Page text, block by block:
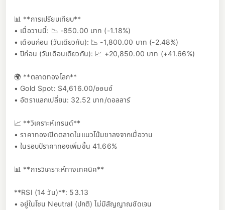
📊 **การเปรียบเทียบ**
• เมื่อวานนี้: 📉 -850.00 บาท (-1.18%)
• เดือนก่อน (วันเดียวกัน): 📉 -1,800.00 บาท (-2.48%)
• ปีก่อน (วันเดือนเดียวกัน): 📈 +20,850.00 บาท (+41.66%)
🌍 **ตลาดทองโลก**
• Gold Spot: $4,616.00/ออนซ์
• อัตราแลกเปลี่ยน: 32.52 บาท/ดอลลาร์
📈 **วิเคราะห์เทรนด์**
• ราคาทองเปิดตลาดในแนวโน้มขาลงจากเมื่อวาน
• ในรอบปีราคาทองเพิ่มขึ้น 41.66%
📊 **การวิเคราะห์ทางเทคนิค**
**RSI (14 วัน)**: 53.13
• อยู่ในโซน Neutral (ปกติ) ไม่มีสัญญาณชัดเจน